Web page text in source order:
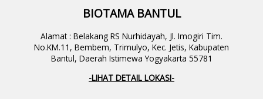
BIOTAMA BANTUL
Alamat : Belakang RS Nurhidayah, Jl. Imogiri Tim.
No.KM.11, Bembem, Trimulyo, Kec. Jetis, Kabupaten
Bantul, Daerah Istimewa Yogyakarta 55781
-LIHAT DETAIL LOKASI-